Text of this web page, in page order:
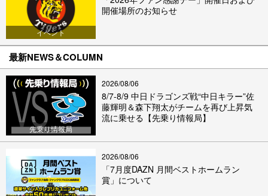
イベント
開催場所のお知らせ
最新NEWS＆COLUMN
先乗り情報局
2026/08/06
8/7-8/9 中日ドラゴンズ戦“中日キラー”佐
藤輝明＆森下翔太がチームを再び上昇気
流に乗せる【先乗り情報局】
2026/08/06
「7月度DAZN 月間ベストホームラン
賞」について